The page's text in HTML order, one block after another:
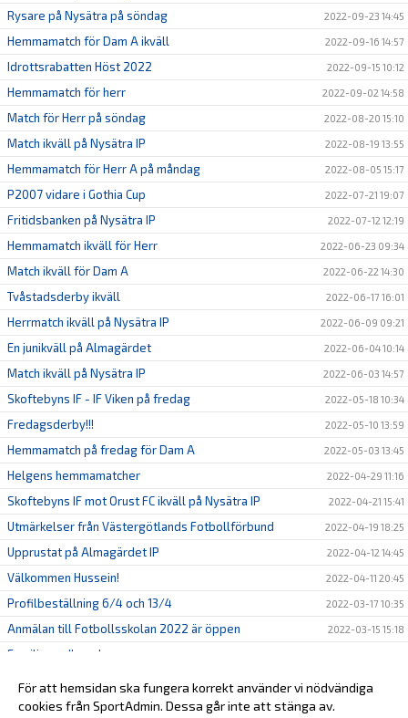
Rysare på Nysätra på söndag 2022-09-23 14:45
Hemmamatch för Dam A ikväll 2022-09-16 14:57
Idrottsrabatten Höst 2022 2022-09-15 10:12
Hemmamatch för herr 2022-09-02 14:58
Match för Herr på söndag 2022-08-20 15:10
Match ikväll på Nysätra IP 2022-08-19 13:55
Hemmamatch för Herr A på måndag 2022-08-05 15:17
P2007 vidare i Gothia Cup 2022-07-21 19:07
Fritidsbanken på Nysätra IP 2022-07-12 12:19
Hemmamatch ikväll för Herr 2022-06-23 09:34
Match ikväll för Dam A 2022-06-22 14:30
Tvåstadsderby ikväll 2022-06-17 16:01
Herrmatch ikväll på Nysätra IP 2022-06-09 09:21
En junikväll på Almagärdet 2022-06-04 10:14
Match ikväll på Nysätra IP 2022-06-03 14:57
Skoftebyns IF - IF Viken på fredag 2022-05-18 10:34
Fredagsderby!!! 2022-05-10 13:59
Hemmamatch på fredag för Dam A 2022-05-03 13:45
Helgens hemmamatcher 2022-04-29 11:16
Skoftebyns IF mot Orust FC ikväll på Nysätra IP 2022-04-21 15:41
Utmärkelser från Västergötlands Fotbollförbund 2022-04-19 18:25
Upprustat på Almagärdet IP 2022-04-12 14:45
Välkommen Hussein! 2022-04-11 20:45
Profilbeställning 6/4 och 13/4 2022-03-17 10:35
Anmälan till Fotbollsskolan 2022 är öppen 2022-03-15 15:18
Familjemedlemskap
2022-02-14 22:54
För att hemsidan ska fungera korrekt använder vi nödvändiga
cookies från SportAdmin. Dessa går inte att stänga av.